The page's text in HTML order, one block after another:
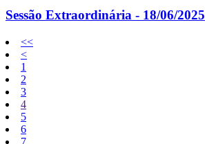
Sessão Extraordinária - 18/06/2025
<<
<
1
2
3
4
5
6
7